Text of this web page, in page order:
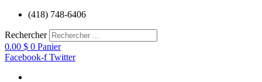
Aller
contenu
(418) 748-6406
Rechercher
0.00 $ 0 Panier
Facebook-f Twitter